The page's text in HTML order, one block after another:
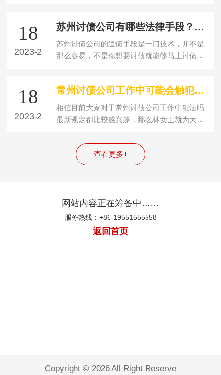
18
2023-2
苏州讨债公司有哪些法律手段？讨债有哪些扶植手段
苏州讨债公司的追债手段是一门技术，并不是
那么容易，不是你想要讨债就能够马上讨债成
18
2023-2
常州讨债公司工作中可能会触犯哪些法律(讨债犯法吗最新规定)
相信目前大家对于常州讨债公司工作中犯法吗
最新规定都比较感兴趣，那么林女士就为大家
查看更多+
网站内容正在筹备中……
服务热线：+86-19551555558
返回首页
Copyright © 2026 All Right Reserve